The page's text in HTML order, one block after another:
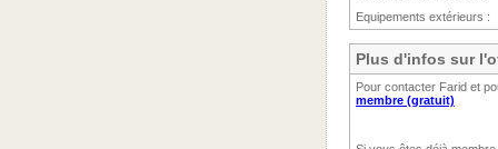
Equipements extérieurs :
Plus d'infos sur
Pour contacter Farid et
membre (gratuit)